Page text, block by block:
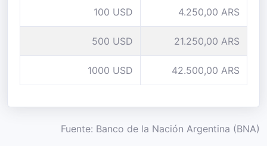
100 USD 4.250,00 ARS
500 USD 21.250,00 ARS
1000 USD 42.500,00 ARS
Fuente: Banco de la Nación Argentina (BNA)